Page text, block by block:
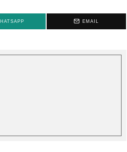
EMAIL